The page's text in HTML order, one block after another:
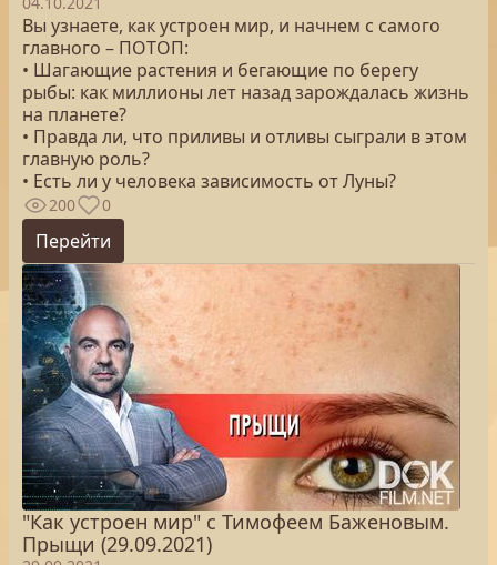
Вы узнаете, как устроен мир, и начнем с самого
главного – ПОТОП:
• Шагающие растения и бегающие по берегу
рыбы: как миллионы лет назад зарождалась жизнь
на планете?
• Правда ли, что приливы и отливы сыграли в этом
главную роль?
• Есть ли у человека зависимость от Луны?
200 0
Перейти
"Как устроен мир" с Тимофеем Баженовым.
Прыщи (29.09.2021)